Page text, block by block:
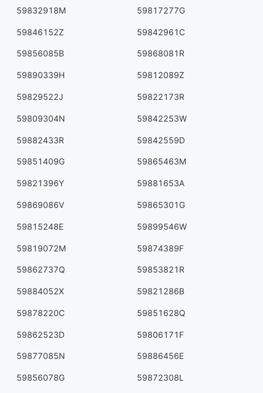
59832918M 59817277G
59846152Z 59842961C
59856085B 59868081R
59890339H 59812089Z
59829522J 59822173R
59809304N 59842253W
59882433R 59842559D
59851409G 59865463M
59821396Y 59881653A
59869086V 59865301G
59815248E 59899546W
59819072M 59874389F
59862737Q 59853821R
59884052X 59821286B
59878220C 59851628Q
59862523D 59806171F
59877085N 59886456E
59856078G 59872308L